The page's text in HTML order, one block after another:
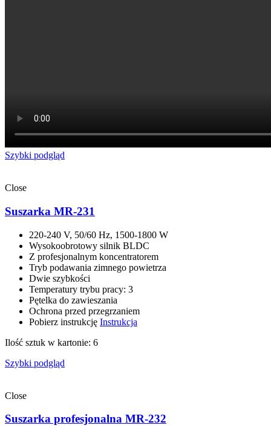
Szybki podgląd
Close
Suszarka MR-231
220-240 V, 50/60 Hz, 1500-1800 W
Wysokoobrotowy silnik BLDC
Z profesjonalnym koncentratorem
Tryb podawania zimnego powietrza
Dwie szybkości
Temperatury trybu pracy: 3
Pętelka do zawieszania
Ochrona przed przegrzaniem
Pobierz instrukcję Instrukcja
Ilość sztuk w kartonie: 6
Szybki podgląd
Close
Suszarka profesjonalna MR-232